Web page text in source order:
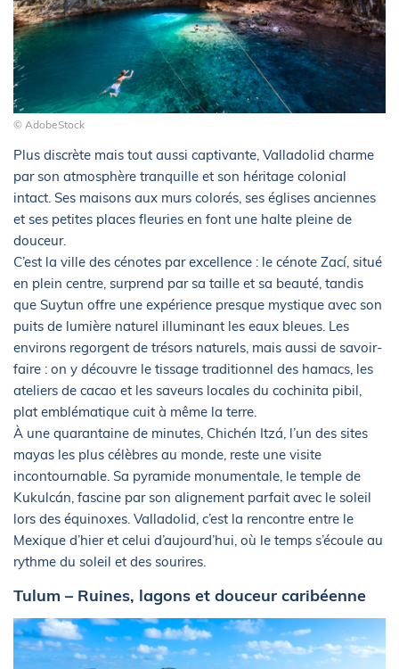
© AdobeStock
Plus discrète mais tout aussi captivante, Valladolid charme
par son atmosphère tranquille et son héritage colonial
intact. Ses maisons aux murs colorés, ses églises anciennes
et ses petites places fleuries en font une halte pleine de
douceur.
C’est la ville des cénotes par excellence : le cénote Zací, situé
en plein centre, surprend par sa taille et sa beauté, tandis
que Suytun offre une expérience presque mystique avec son
puits de lumière naturel illuminant les eaux bleues. Les
environs regorgent de trésors naturels, mais aussi de savoir-
faire : on y découvre le tissage traditionnel des hamacs, les
ateliers de cacao et les saveurs locales du cochinita pibil,
plat emblématique cuit à même la terre.
À une quarantaine de minutes, Chichén Itzá, l’un des sites
mayas les plus célèbres au monde, reste une visite
incontournable. Sa pyramide monumentale, le temple de
Kukulcán, fascine par son alignement parfait avec le soleil
lors des équinoxes. Valladolid, c’est la rencontre entre le
Mexique d’hier et celui d’aujourd’hui, où le temps s’écoule au
rythme du soleil et des sourires.
Tulum – Ruines, lagons et douceur caribéenne